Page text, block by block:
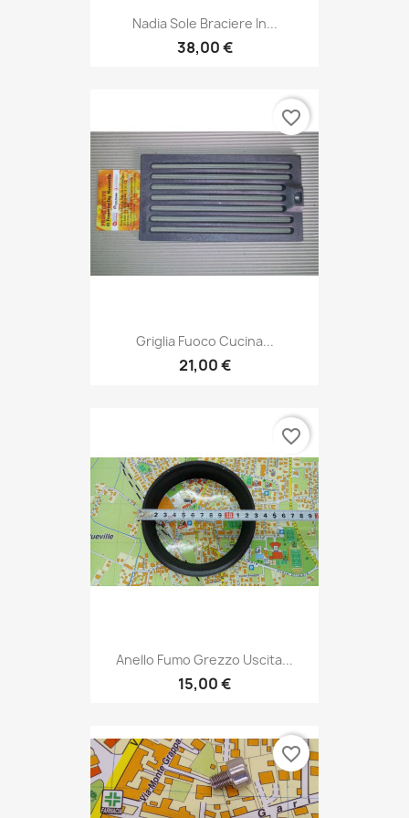
Nadia Sole Braciere In...
38,00 €
Griglia Fuoco Cucina...
21,00 €
favorite_border
Anello Fumo Grezzo Uscita...
15,00 €
favorite_border
favorite_border